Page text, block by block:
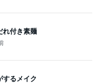
れ付き素麺
するメイク